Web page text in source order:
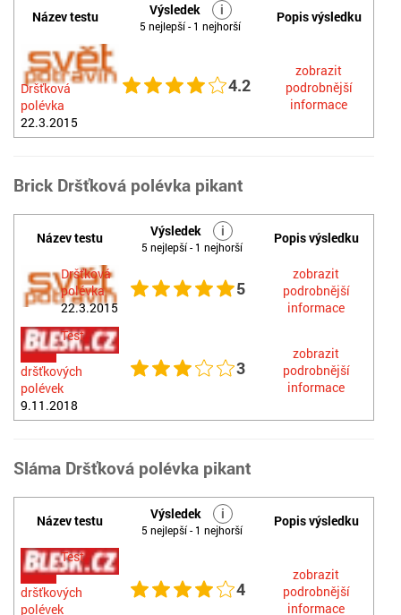
Název testu Výsledek i
5 nejlepší - 1 nejhorší
Popis výsledku
Dršťková
polévka
22.3.2015
4.2
zobrazit
podrobnější
informace
Brick Dršťková polévka pikant
Název testu Výsledek i
5 nejlepší - 1 nejhorší
Popis výsledku
Dršťková
polévka
22.3.2015
5
zobrazit
podrobnější
informace
Test
dršťkových
polévek
9.11.2018
3
zobrazit
podrobnější
informace
Sláma Dršťková polévka pikant
Název testu Výsledek i
5 nejlepší - 1 nejhorší
Popis výsledku
Test
dršťkových
polévek
4
zobrazit
podrobnější
informace